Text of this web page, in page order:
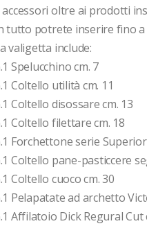
accessori oltre ai prodotti
tutto potrete inserire fino a
valigetta include:
Spelucchino cm. 7
Coltello utilità cm. 11
Coltello disossare cm. 13
Coltello filettare cm. 18
Forchettone serie Superior
Coltello pane-pasticcere
Coltello cuoco cm. 30
Pelapatate ad archetto
Affilatoio Dick Regural Cut